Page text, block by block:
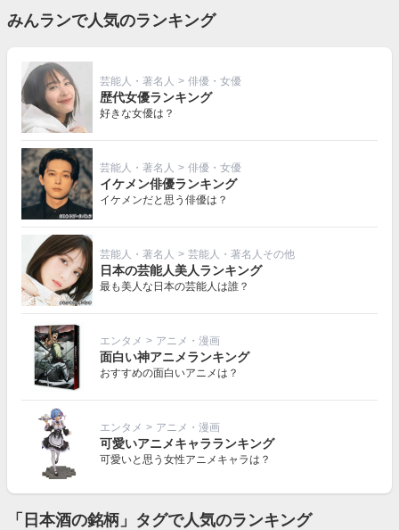
みんランで人気のランキング
芸能人・著名人 > 俳優・女優
歴代女優ランキング
好きな女優は？
芸能人・著名人 > 俳優・女優
イケメン俳優ランキング
イケメンだと思う俳優は？
芸能人・著名人 > 芸能人・著名人その他
日本の芸能人美人ランキング
最も美人な日本の芸能人は誰？
エンタメ > アニメ・漫画
面白い神アニメランキング
おすすめの面白いアニメは？
エンタメ > アニメ・漫画
可愛いアニメキャラランキング
可愛いと思う女性アニメキャラは？
「日本酒の銘柄」タグで人気のランキング